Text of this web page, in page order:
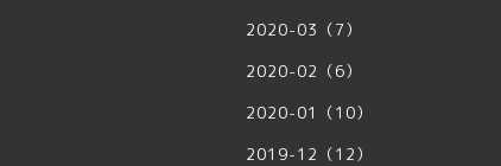
2020-03（7）
2020-02（6）
2020-01（10）
2019-12（12）